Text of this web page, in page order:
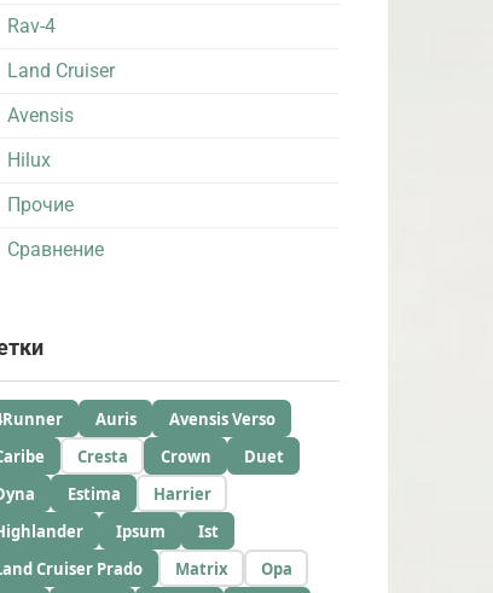
Rav-4
Land Cruiser
Avensis
Hilux
Прочие
Сравнение
Auris
Avensis Verso
Cresta Crown
Duet
Estima
Harrier
Ipsum
Ist
Cruiser Prado
Matrix
Opa